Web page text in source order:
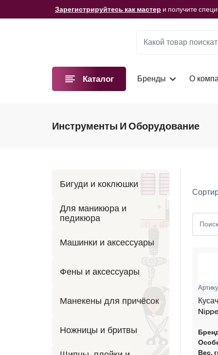
Зарегистрируйтесь как мастер и получите
Мы подготовили для вас видеоматериалы!
Каталог Бренды О
Инструменты И Оборудование
Бигуди и коклюшки
Для маникюра и
педикюра
Машинки и аксессуары
Фены и аксессуары
Манекены для причёсок
Ножницы и бритвы
Вес,